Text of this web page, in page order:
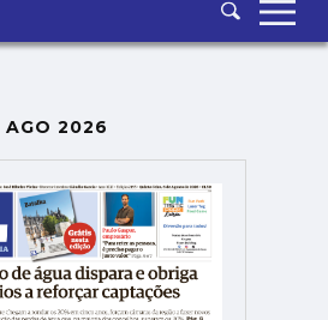
AGO 2026